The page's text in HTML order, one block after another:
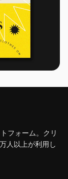
フォーム。クリ
人以上が利用し